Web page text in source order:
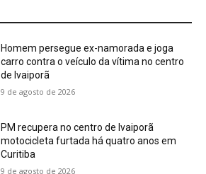
Homem persegue ex-namorada e joga
carro contra o veículo da vítima no centro
de Ivaiporã
9 de agosto de 2026
PM recupera no centro de Ivaiporã
motocicleta furtada há quatro anos em
Curitiba
9 de agosto de 2026